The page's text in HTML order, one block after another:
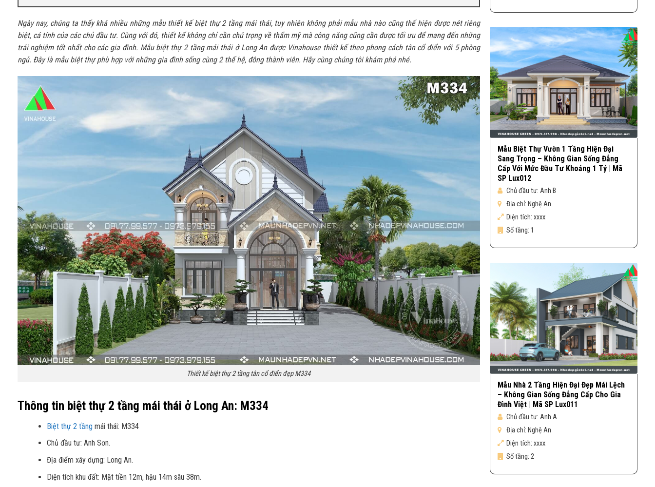
Ngày nay, chúng ta thấy khá nhiều những mẫu thiết kế biệt thự 2 tầng mái thái, tuy nhiên không phải mẫu nhà nào cũng thể hiện được nét riêng
biệt, cá tính của các chủ đầu tư. Cùng với đó, thiết kế không chỉ cần chú trọng về thẩm mỹ mà công năng cũng cần được tối ưu để mang đến những
trải nghiệm tốt nhất cho các gia đình. Mẫu biệt thự 2 tầng mái thái ở Long An được Vinahouse thiết kế theo phong cách tân cổ điển với 5 phòng
ngủ. Đây là mẫu biệt thự phù hợp với những gia đình sống cùng 2 thế hệ, đông thành viên. Hãy cùng chúng tôi khám phá nhé.
Thiết kế biệt thự 2 tầng tân cổ điển đẹp M334
Thông tin biệt thự 2 tầng mái thái ở Long An: M334
Biệt thự 2 tầng mái thái: M334
Chủ đầu tư: Anh Sơn.
Địa điểm xây dựng: Long An.
Diện tích khu đất: Mặt tiền 12m, hậu 14m sâu 38m.
Mẫu Biệt Thự Vườn 1 Tầng Hiện Đại
Sang Trọng – Không Gian Sống Đẳng
Cấp Với Mức Đầu Tư Khoảng 1 Tỷ | Mã
SP Lux012
Chủ đầu tư: Anh B
Địa chỉ: Nghệ An
Diện tích: xxxx
Số tầng: 1
Mẫu Nhà 2 Tầng Hiện Đại Đẹp Mái Lệch
– Không Gian Sống Đẳng Cấp Cho Gia
Đình Việt | Mã SP Lux011
Chủ đầu tư: Anh A
Địa chỉ: Nghệ An
Diện tích: xxxx
Số tầng: 2